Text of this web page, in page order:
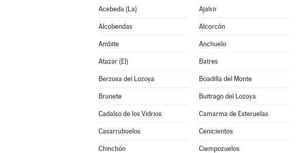
Acebeda (La) Ajalvir
Alcobendas Alcorcón
Ambite Anchuelo
Atazar (El) Batres
Berzosa del Lozoya Boadilla del Monte
Brunete Buitrago del Lozoya
Cadalso de los Vidrios Camarma de Esteruelas
Casarrubuelos Cenicientos
Chinchón Ciempozuelos